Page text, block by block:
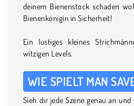
deinem Bienenstock schaden
Bienenkönigin in Sicherheit!
Ein lustiges kleines
witzigen Levels.
WIE SPIELT MAN
Sieh dir jede Szene genau an